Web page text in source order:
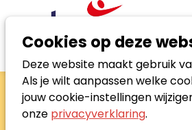
Cookies op deze
Deze website maakt gebruik
Als je wilt aanpassen welke
jouw cookie-instellingen
onze privacyverklaring.
Zoek loopbaanspecialist
Ilse Reijs
Zelfstandig ondernemer